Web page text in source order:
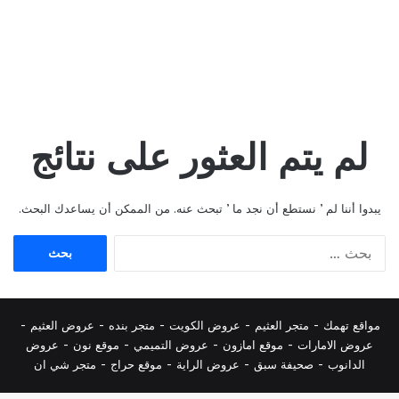
لم يتم العثور على نتائج
يبدوا أننا لم ’ نستطع أن نجد ما ’ تبحث عنه. من الممكن أن يساعدك البحث.
مواقع تهمك - متجر العثيم - عروض الكويت - متجر بنده - عروض العثيم -
عروض الامارات - موقع امازون - عروض التميمي - موقع نون - عروض
الدانوب - صحيفة سبق - عروض الراية - موقع حراج - متجر شي ان